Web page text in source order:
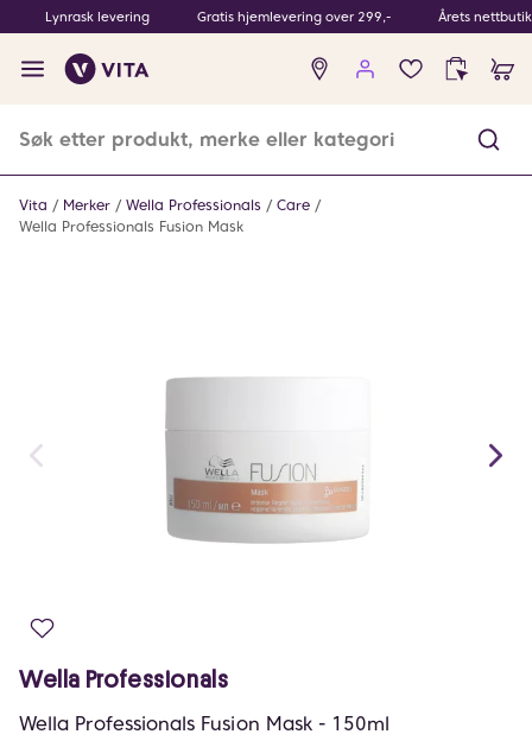
Lynrask levering Gratis hjemlevering over 299,- Årets
Ingen
produkter
Vita Merker Wella Professionals
Care
Wella Professionals Fusion Mask
Wella Professionals
Wella Professionals Fusion Mask - 150ml